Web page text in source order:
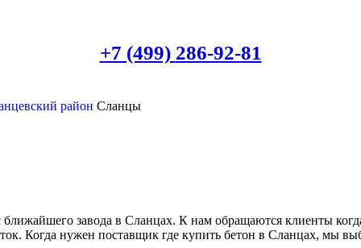
+7 (499) 286-92-81
район Сланцы
завода в Сланцах. К нам обращаются клиенты
Когда нужен поставщик где купить бетон в Сланцах, мы